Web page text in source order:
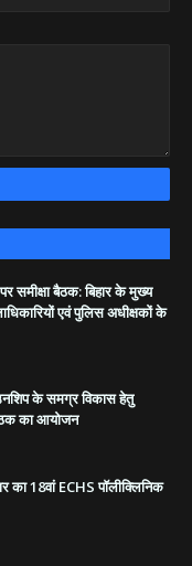
समीक्षा बैठक: बिहार के मुख्य
एवं पुलिस अधीक्षकों के
के समग्र विकास हेतु
का आयोजन
का 18वां ECHS पॉलीक्लिनिक